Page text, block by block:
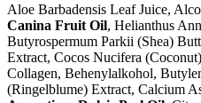
Aloe Barbadensis Leaf Juice,
Canina Fruit Oil, Helianthus
Butyrospermum Parkii (Shea)
Extract, Cocos Nucifera
Collagen, Behenylalkohol,
(Ringelblume) Extract, Calcium